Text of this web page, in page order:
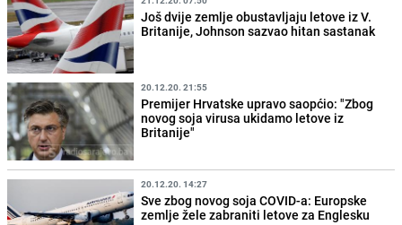
Još dvije zemlje obustavljaju letove iz V.
Britanije, Johnson sazvao hitan sastanak
20.12.20. 21:55
Premijer Hrvatske upravo saopćio: "Zbog
novog soja virusa ukidamo letove iz
Britanije"
20.12.20. 14:27
Sve zbog novog soja COVID-a: Europske
zemlje žele zabraniti letove za Englesku